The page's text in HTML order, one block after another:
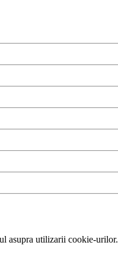
asupra utilizarii cookie-urilor.